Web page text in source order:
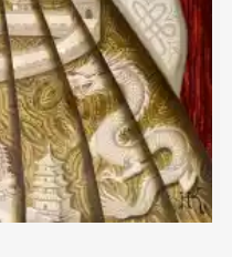
spb.rakovgallery.ru